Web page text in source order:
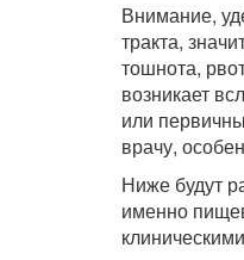
Внимание,
тракта,
тошнота,
возникает
или
врачу,
Ниже будут
именно